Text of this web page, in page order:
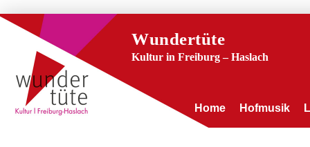
Wundertüte
Kultur in Freiburg – Haslach
Home Hofmusik